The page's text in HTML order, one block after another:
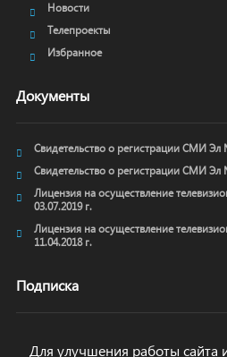
Новости
Телепроекты
Избранное
Документы
Свидетельство о регистрации СМИ Эл
Свидетельство о регистрации СМИ Эл
Лицензия на осуществление
03.07.2019 г.
Лицензия на осуществление
11.04.2018 г.
Подписка
Для улучшения работы сайта